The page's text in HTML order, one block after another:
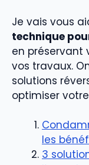
Je vais vous
technique
en préservant
vos travaux.
solutions
optimiser
les
3